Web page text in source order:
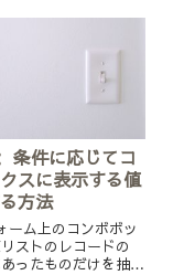
条件に応じてコ
スに表示する値
方法
ーム上のコンボボッ
ストのレコードの
ったものだけを抽出